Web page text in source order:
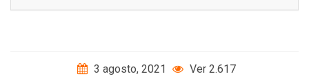
3 agosto, 2021 Ver 2.617